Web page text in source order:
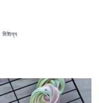
মিষ্টান্ন